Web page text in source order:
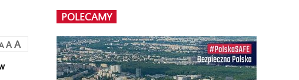
A A
POLECAMY